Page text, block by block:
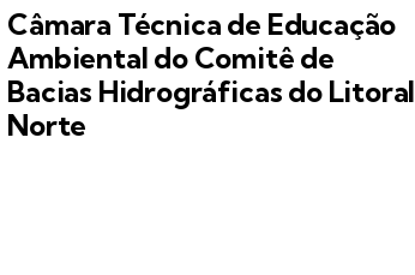
Câmara Técnica de Educação
Ambiental do Comitê de
Bacias Hidrográficas do Litoral
Norte